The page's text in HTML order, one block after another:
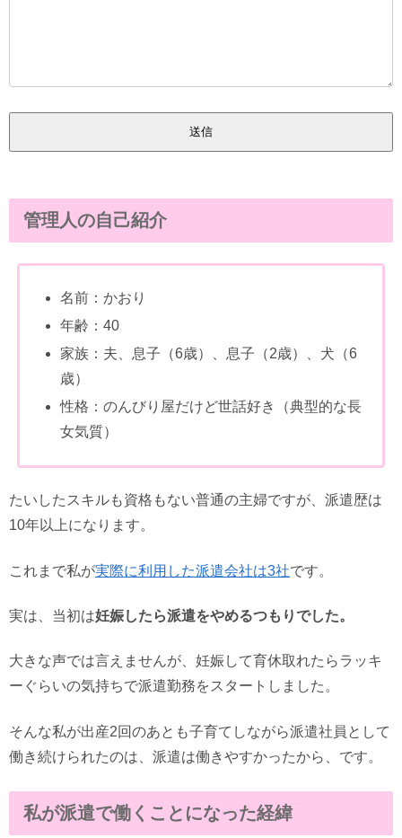
管理人の自己紹介
名前：かおり
年齢：40
家族：夫、息子（6歳）、息子（2歳）、犬（6
歳）
性格：のんびり屋だけど世話好き（典型的な長
女気質）
たいしたスキルも資格もない普通の主婦ですが、派遣歴は
10年以上になります。
これまで私が実際に利用した派遣会社は3社です。
実は、当初は妊娠したら派遣をやめるつもりでした。
大きな声では言えませんが、妊娠して育休取れたらラッキ
ーぐらいの気持ちで派遣勤務をスタートしました。
そんな私が出産2回のあとも子育てしながら派遣社員として
働き続けられたのは、派遣は働きやすかったから、です。
私が派遣で働くことになった経緯